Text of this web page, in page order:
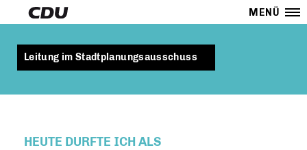
MENÜ
Leitung im Stadtplanungsausschuss
HEUTE DURFTE ICH ALS